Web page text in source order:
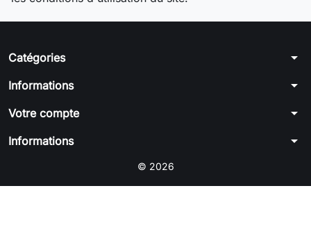
Catégories arrow_drop_down
Informations arrow_drop_down
Votre compte arrow_drop_down
Informations arrow_drop_down
© 2026